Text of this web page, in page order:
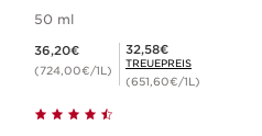
50 ml
36,20€
(724,00€/1L)
Mitgliederpreis 32,58€
32,58€
TREUEPREIS
(651,60€/1L)